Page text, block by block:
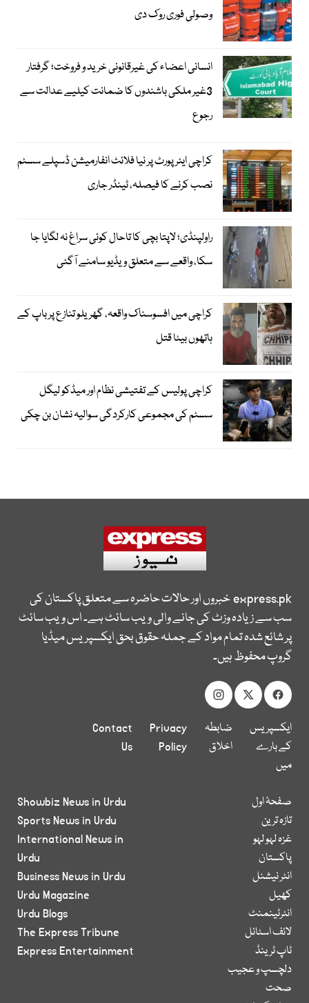
وصولی فوری روک دی
انسانی اعضاء کی غیرقانونی خرید و فروخت؛ گرفتار
3غیر ملکی باشندوں کا ضمانت کیلیے عدالت سے
رجوع
کراچی ایئرپورٹ پر نیا فلائٹ انفارمیشن ڈسپلے سسٹم
نصب کرنے کا فیصلہ، ٹینڈر جاری
راولپنڈی؛ لاپتا بچی کا تاحال کوئی سراغ نہ لگایا جا
سکا، واقعے سے متعلق ویڈیو سامنے آگئی
کراچی میں افسوسناک واقعہ، گھریلو تنازع پر باپ کے
ہاتھوں بیٹا قتل
کراچی پولیس کے تفتیشی نظام اور میڈکو لیگل
سسٹم کی مجموعی کارکردگی سوالیہ نشان بن چکی
express.pkخبروں اور حالات حاضرہ سے متعلق پاکستان کی
سب سے زیادہ وزٹ کی جانے والی ویب سائٹ ہے۔ اس ویب سائٹ
پر شائع شدہ تمام مواد کے جملہ حقوق بحق ایکسپریس میڈیا
گروپ محفوظ ہیں۔
ایکسپریس
کے بارے
میں
ضابطہ
اخلاق
Privacy
Policy
Contact
Us
صفحۂ اول
تازہ ترین
غزہ لہو لہو
پاکستان
انٹر نیشنل
کھیل
انٹرٹینمنٹ
لائف اسٹائل
ٹاپ ٹرینڈ
دلچسپ و عجیب
صحت
Showbiz News in Urdu
Sports News in Urdu
International News in
Urdu
Business News in Urdu
Urdu Magazine
Urdu Blogs
The Express Tribune
Express Entertainment